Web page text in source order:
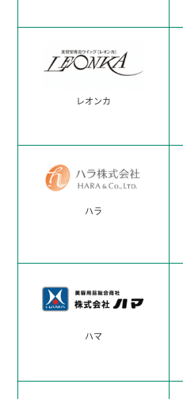
レオンカ
ハラ
ハマ